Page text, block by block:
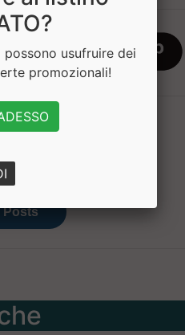
usufruire dei
promozionali!